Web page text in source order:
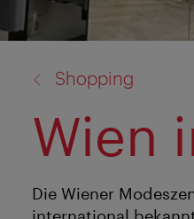
Shopping
Wien
Die Wiener